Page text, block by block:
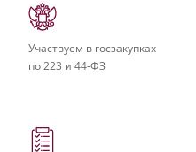
Участвуем в госзакупках
по 223 и 44-ФЗ